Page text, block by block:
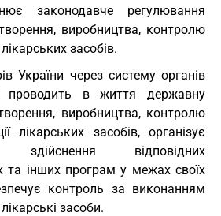
законодавче регулювання
виробництва, контролю
лікарських засобів.
України через систему органів
проводить в життя державну
виробництва, контролю
лікарських засобів, організує
відповідних
та інших програм у межах своїх
контроль за виконанням
засоби.